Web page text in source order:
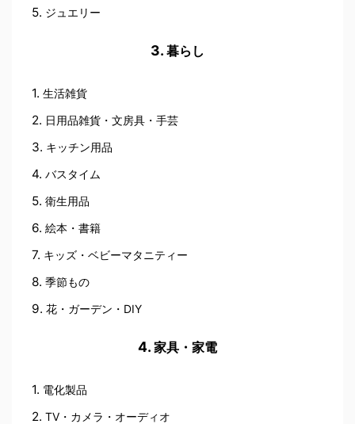
ジュエリー
暮らし
生活雑貨
日用品雑貨・文房具・手芸
キッチン用品
バスタイム
衛生用品
絵本・書籍
キッズ・ベビーマタニティー
季節もの
花・ガーデン・DIY
家具・家電
電化製品
TV・カメラ・オーディオ